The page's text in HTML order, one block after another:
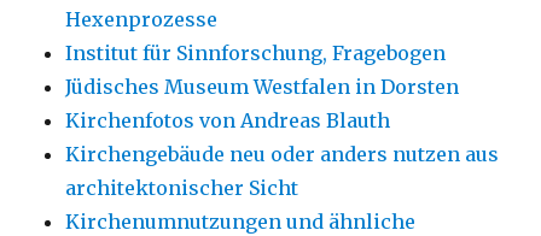
Hexenprozesse
Institut für Sinnforschung, Fragebogen
Jüdisches Museum Westfalen in Dorsten
Kirchenfotos von Andreas Blauth
Kirchengebäude neu oder anders nutzen aus
architektonischer Sicht
Kirchenumnutzungen und ähnliche